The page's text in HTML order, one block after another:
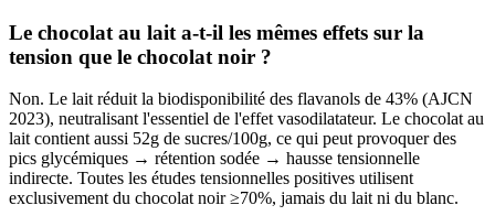
Le chocolat au lait a-t-il les mêmes effets sur la
tension que le chocolat noir ?
Non. Le lait réduit la biodisponibilité des flavanols de 43% (AJCN
2023), neutralisant l'essentiel de l'effet vasodilatateur. Le chocolat au
lait contient aussi 52g de sucres/100g, ce qui peut provoquer des
pics glycémiques → rétention sodée → hausse tensionnelle
indirecte. Toutes les études tensionnelles positives utilisent
exclusivement du chocolat noir ≥70%, jamais du lait ni du blanc.